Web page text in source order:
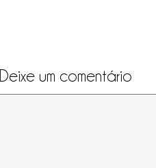
Deixe um comentário